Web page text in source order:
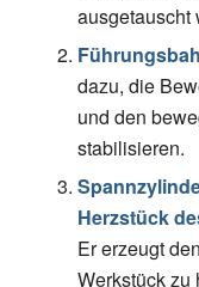
ausgetauscht
dazu, die
und den
stabilisieren.
Herzstück
Er erzeugt
Werkstück zu